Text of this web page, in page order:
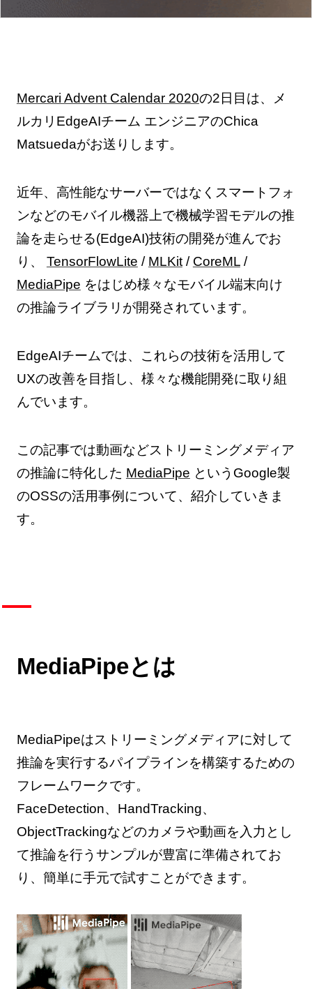
Mercari Advent Calendar 2020の2日目は、メ
ルカリEdgeAIチーム エンジニアのChica
Matsuedaがお送りします。
近年、高性能なサーバーではなくスマートフォ
ンなどのモバイル機器上で機械学習モデルの推
論を走らせる(EdgeAI)技術の開発が進んでお
り、 TensorFlowLite / MLKit/ CoreML/
MediaPipe をはじめ様々なモバイル端末向け
の推論ライブラリが開発されています。
EdgeAIチームでは、これらの技術を活用して
UXの改善を目指し、様々な機能開発に取り組
んでいます。
この記事では動画などストリーミングメディア
の推論に特化した MediaPipe というGoogle製
のOSSの活用事例について、紹介していきま
す。
MediaPipeとは
MediaPipeはストリーミングメディアに対して
推論を実行するパイプラインを構築するための
フレームワークです。
FaceDetection、HandTracking、
ObjectTrackingなどのカメラや動画を入力とし
て推論を行うサンプルが豊富に準備されてお
り、簡単に手元で試すことができます。